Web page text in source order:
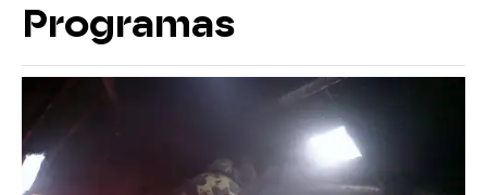
Programas